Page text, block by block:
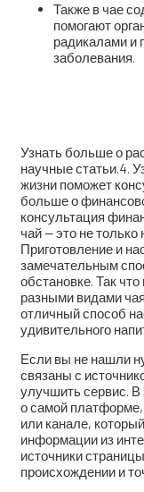
Также в чае
помогают
радикалами и
заболевания.
Узнать больше о
научные статьи.4.
жизни поможет
больше о
консультация
чай — это не
Приготовление и
замечательным
обстановке. Так
разными видами
отличный способ
удивительного
Если вы не нашли
связаны с
улучшить сервис.
о самой платформе,
или канале,
информации из
источники
происхождении и